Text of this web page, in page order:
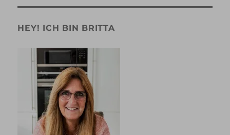
HEY! ICH BIN BRITTA